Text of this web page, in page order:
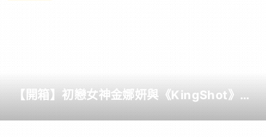
-
Paradaily
【開箱】初戀女神金娜妍與《KingShot》再